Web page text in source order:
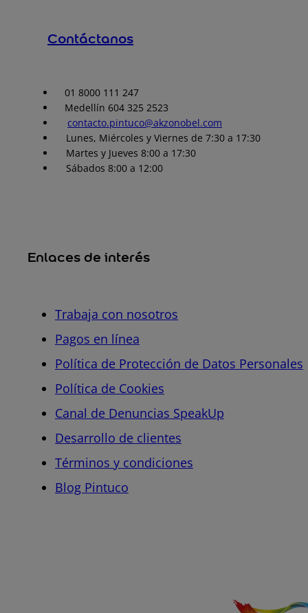
Contáctanos
01 8000 111 247
Medellín 604 325 2523
contacto.pintuco@akzonobel.com
Lunes, Miércoles y Viernes de 7:30 a 17:30
Martes y Jueves 8:00 a 17:30
Sábados 8:00 a 12:00
Enlaces de interés
Trabaja con nosotros
Pagos en línea
Política de Protección de Datos Personales
Política de Cookies
Canal de Denuncias SpeakUp
Desarrollo de clientes
Términos y condiciones
Blog Pintuco